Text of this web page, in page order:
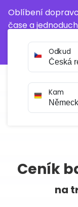
Oblíbení
čase a
Odkud
Kam
Ceník
na